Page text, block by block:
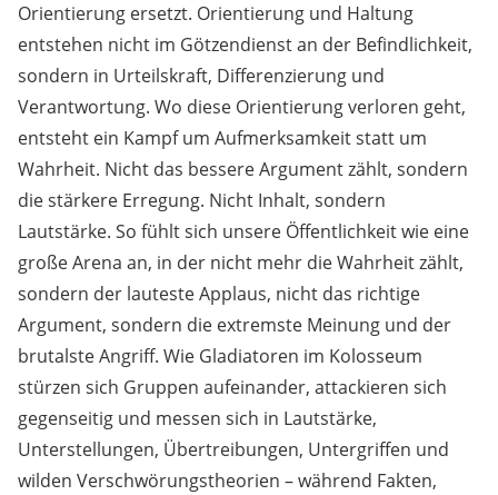
Orientierung ersetzt. Orientierung und Haltung
entstehen nicht im Götzendienst an der Befindlichkeit,
sondern in Urteilskraft, Differenzierung und
Verantwortung. Wo diese Orientierung verloren geht,
entsteht ein Kampf um Aufmerksamkeit statt um
Wahrheit. Nicht das bessere Argument zählt, sondern
die stärkere Erregung. Nicht Inhalt, sondern
Lautstärke. So fühlt sich unsere Öffentlichkeit wie eine
große Arena an, in der nicht mehr die Wahrheit zählt,
sondern der lauteste Applaus, nicht das richtige
Argument, sondern die extremste Meinung und der
brutalste Angriff. Wie Gladiatoren im Kolosseum
stürzen sich Gruppen aufeinander, attackieren sich
gegenseitig und messen sich in Lautstärke,
Unterstellungen, Übertreibungen, Untergriffen und
wilden Verschwörungstheorien – während Fakten,